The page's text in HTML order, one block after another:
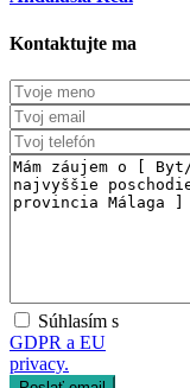
Kontaktujte ma
Súhlasím s
GDPR a EU
privacy.